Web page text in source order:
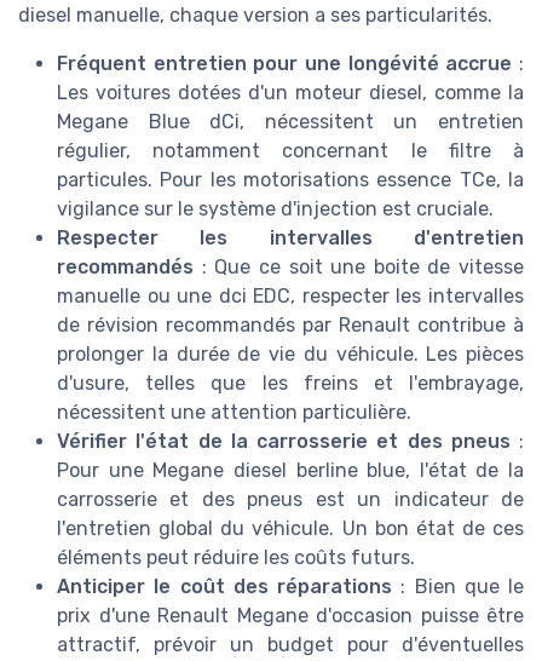
diesel manuelle, chaque version a ses particularités.
Fréquent entretien pour une longévité accrue :
Les voitures dotées d'un moteur diesel, comme la
Megane Blue dCi, nécessitent un entretien
régulier, notamment concernant le filtre à
particules. Pour les motorisations essence TCe, la
vigilance sur le système d'injection est cruciale.
Respecter les intervalles d'entretien
recommandés : Que ce soit une boite de vitesse
manuelle ou une dci EDC, respecter les intervalles
de révision recommandés par Renault contribue à
prolonger la durée de vie du véhicule. Les pièces
d'usure, telles que les freins et l'embrayage,
nécessitent une attention particulière.
Vérifier l'état de la carrosserie et des pneus :
Pour une Megane diesel berline blue, l'état de la
carrosserie et des pneus est un indicateur de
l'entretien global du véhicule. Un bon état de ces
éléments peut réduire les coûts futurs.
Anticiper le coût des réparations : Bien que le
prix d'une Renault Megane d'occasion puisse être
attractif, prévoir un budget pour d'éventuelles